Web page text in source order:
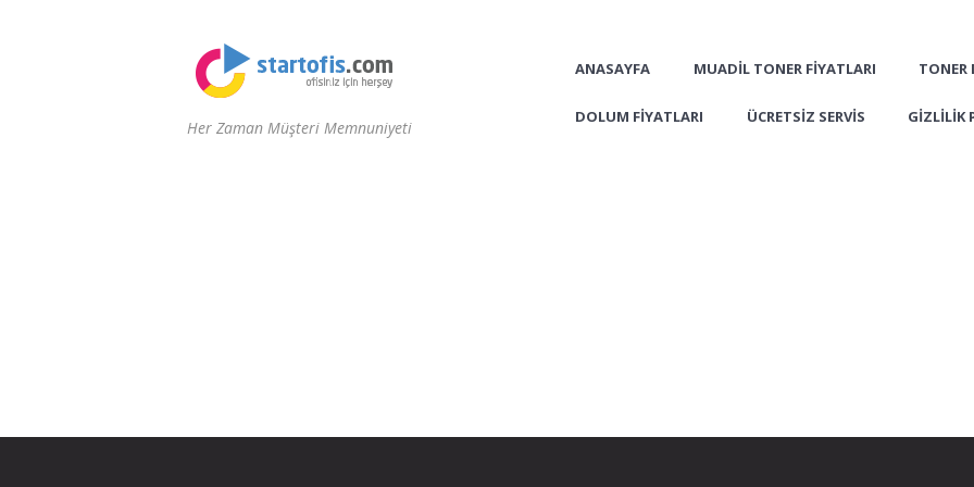
Her Zaman Müşteri Memnuniyeti
ANASAYFA MUADIL TONER FIYATLARI TONER
DOLUM FIYATLARI ÜCRETSIZ SERVIS GIZLILIK